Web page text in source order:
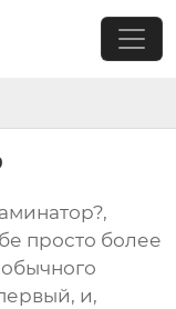
просто более
и,